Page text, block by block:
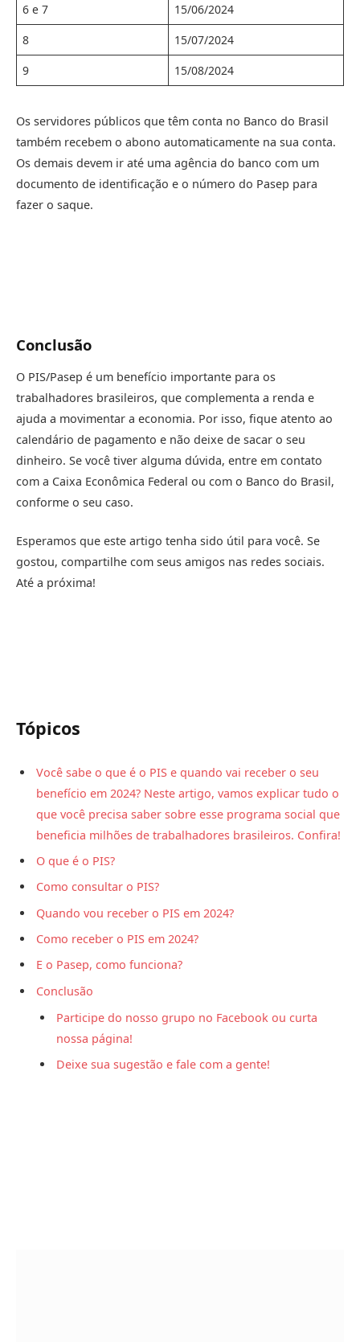
6 e 7
15/06/2024
8
15/07/2024
9
15/08/2024
Os servidores públicos que têm conta no Banco do Brasil
também recebem o abono automaticamente na sua conta.
Os demais devem ir até uma agência do banco com um
documento de identificação e o número do Pasep para
fazer o saque.
Conclusão
O PIS/Pasep é um benefício importante para os
trabalhadores brasileiros, que complementa a renda e
ajuda a movimentar a economia. Por isso, fique atento ao
calendário de pagamento e não deixe de sacar o seu
dinheiro. Se você tiver alguma dúvida, entre em contato
com a Caixa Econômica Federal ou com o Banco do Brasil,
conforme o seu caso.
Esperamos que este artigo tenha sido útil para você. Se
gostou, compartilhe com seus amigos nas redes sociais.
Até a próxima!
Tópicos
Você sabe o que é o PIS e quando vai receber o seu
benefício em 2024? Neste artigo, vamos explicar tudo o
que você precisa saber sobre esse programa social que
beneficia milhões de trabalhadores brasileiros. Confira!
O que é o PIS?
Como consultar o PIS?
Quando vou receber o PIS em 2024?
Como receber o PIS em 2024?
E o Pasep, como funciona?
Conclusão
Participe do nosso grupo no Facebook ou curta
nossa página!
Deixe sua sugestão e fale com a gente!